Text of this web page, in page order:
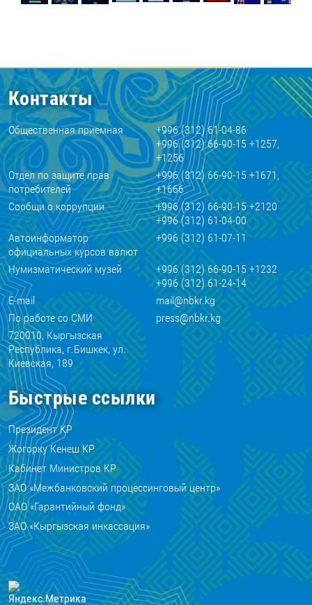
Контакты
Общественная приемная
+996 (312) 61-04-86
+996 (312) 66-90-15 +1257,
+1256
Отдел по защите прав
потребителей
+996 (312) 66-90-15 +1671,
+1666
Сообщи о коррупции
+996 (312) 66-90-15 +2120
+996 (312) 61-04-00
Автоинформатор
официальных курсов валют
+996 (312) 61-07-11
Нумизматический музей
+996 (312) 66-90-15 +1232
+996 (312) 61-24-14
E-mail
mail@nbkr.kg
По работе со СМИ
press@nbkr.kg
720010, Кыргызская
Республика, г.Бишкек, ул.
Киевская, 189
Быстрые ссылки
Президент КР
Жогорку Кенеш КР
Кабинет Министров КР
ЗАО «Межбанковский процессинговый центр»
ОАО «Гарантийный фонд»
ЗАО «Кыргызская инкассация»